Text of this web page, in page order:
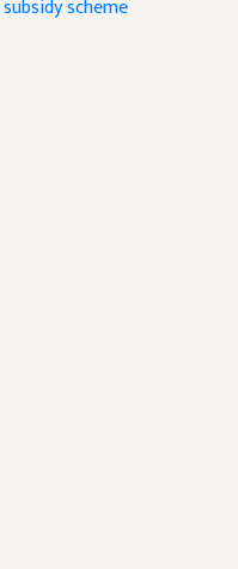
subsidy scheme